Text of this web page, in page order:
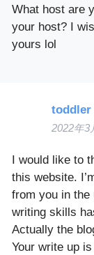
What host are
your host? I
yours lol
2022年3
I would like to
this website.
from you in
writing skills
Actually the
Your write up